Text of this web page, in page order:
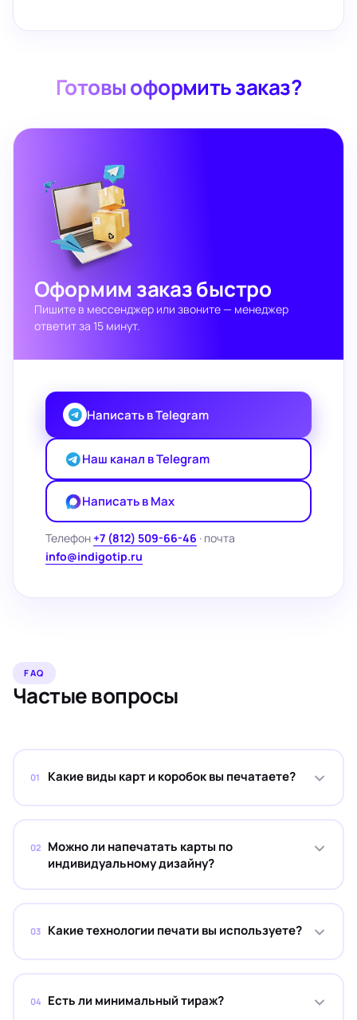
Готовы оформить заказ?
Оформим заказ быстро
Пишите в мессенджер или звоните — менеджер
ответит за 15 минут.
Написать в Telegram
Наш канал в Telegram
Написать в Max
Телефон+7 (812) 509-66-46 · почта
info@indigotip.ru
FAQ
Частые вопросы
01 Какие виды карт и коробок вы печатаете?
02
Можно ли напечатать карты по
индивидуальному дизайну?
03 Какие технологии печати вы используете?
04 Есть ли минимальный тираж?